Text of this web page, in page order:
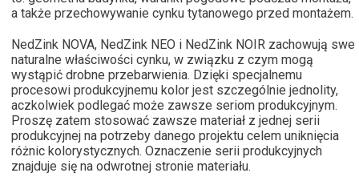
a także przechowywanie cynku tytanowego przed montażem.
NedZink NOVA, NedZink NEO i NedZink NOIR zachowują swe
naturalne właściwości cynku, w związku z czym mogą
wystąpić drobne przebarwienia. Dzięki specjalnemu
procesowi produkcyjnemu kolor jest szczególnie jednolity,
aczkolwiek podlegać może zawsze seriom produkcyjnym.
Proszę zatem stosować zawsze materiał z jednej serii
produkcyjnej na potrzeby danego projektu celem uniknięcia
różnic kolorystycznych. Oznaczenie serii produkcyjnych
znajduje się na odwrotnej stronie materiału.